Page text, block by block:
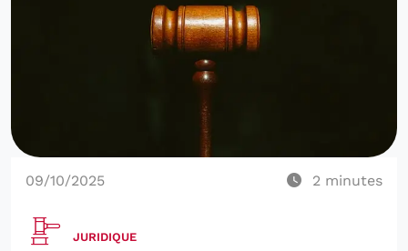
09/10/2025 2 minutes
JURIDIQUE